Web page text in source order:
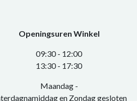
Openingsuren Winkel
0​9:30 - 12:00
​13:30 - 17:30​
Maandag -
en Zondag gesloten